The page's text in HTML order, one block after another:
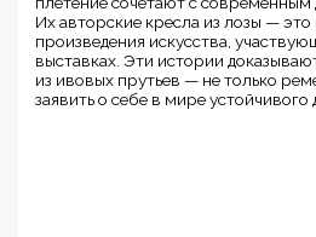
Их авторские кресла из лозы — это
произведения искусства,
выставках. Эти истории
из ивовых прутьев — не только
заявить о себе в мире устойчивого